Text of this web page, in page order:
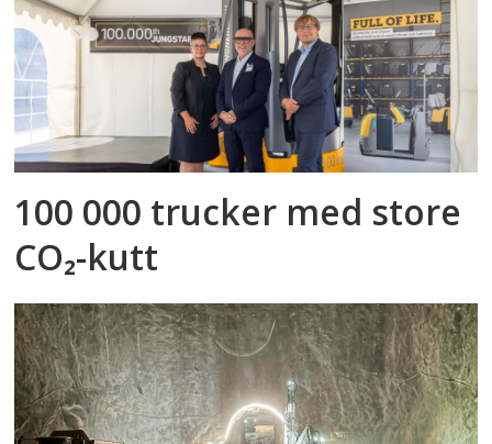
100 000 trucker med store
CO₂-kutt